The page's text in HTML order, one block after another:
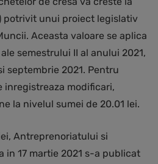
potrivit unui proiect legislativ
Aceasta valoare se aplica
semestrului II al anului 2021,
septembrie 2021. Pentru
inregistreaza modificari,
la nivelul sumei de 20.01 lei.
Antreprenoriatului si
17 martie 2021 s-a publicat